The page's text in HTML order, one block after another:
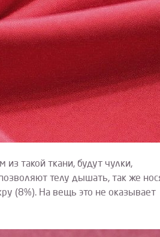
такой ткани, будут чулки,
телу дышать, так же
(8%). На вещь это не оказывает